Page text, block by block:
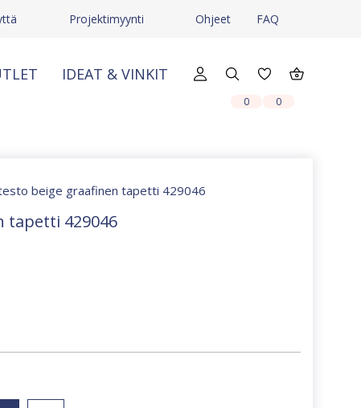
Projektimyynti Ohjeet FAQ
IDEAT & VINKIT
0 0
beige graafinen tapetti 429046
tapetti 429046